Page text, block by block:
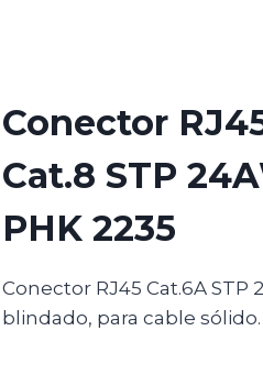
Conector
Cat.8 STP
PHK 2235
Conector RJ45 Cat.6A STP
blindado, para cable sólido.